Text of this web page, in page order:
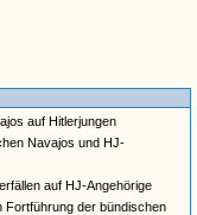
auf Hitlerjungen
Navajos und HJ-
auf HJ-Angehörige
Fortführung der bündischen